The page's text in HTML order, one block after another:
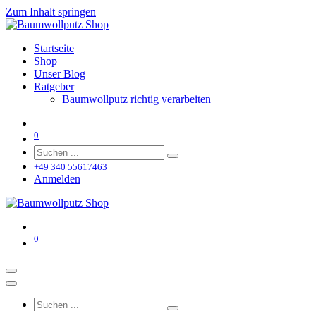
Zum Inhalt springen
Startseite
Shop
Unser Blog
Ratgeber
Baumwollputz richtig verarbeiten
0
+49 340 55617463
Anmelden
0